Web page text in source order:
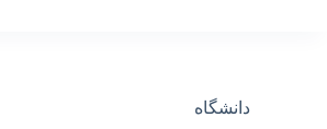
دانشگاه